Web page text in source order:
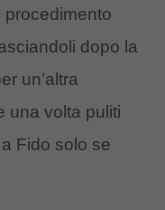
procedimento
dopo la
un’altra
una volta puliti
Fido solo se